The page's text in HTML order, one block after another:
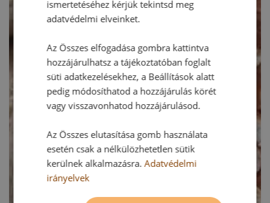
ismertetéséhez kérjük tekintsd meg
adatvédelmi elveinket.
Az Összes elfogadása gombra kattintva
hozzájárulhatsz a tájékoztatóban foglalt
süti adatkezelésekhez, a Beállítások alatt
pedig módosíthatod a hozzájárulás körét
vagy visszavonhatod hozzájárulásod.
Az Összes elutasítása gomb használata
esetén csak a nélkülözhetetlen sütik
kerülnek alkalmazásra.Adatvédelmi
irányelvek